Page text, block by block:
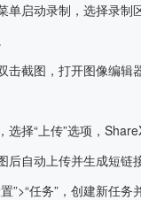
单启动录制，选择录
击截图，打开图像编
选择“上传”选项，
自动上传并生成短链接
置”>“任务”，创建新任